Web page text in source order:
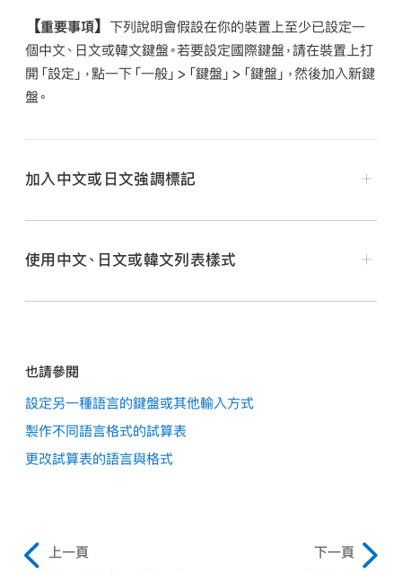
【重要事項】 下列說明會假設在你的裝置上至少已設定一
個中文、日文或韓文鍵盤。若要設定國際鍵盤，請在裝置上打
開「設定」，點一下「一般」>「鍵盤」>「鍵盤」，然後加入新鍵
盤。
加入中文或日文強調標記
選取你要修改格式的字元
點一下「文字」，然後點一下強調標記按鈕。
打開的格式選項將視已設定的鍵盤而定。
使用中文、日文或韓文列表樣式
表項目。
也請參閱
設定另一種語言的鍵盤或其他輸入方式
製作不同語言格式的試算表
更改試算表的語言與格式
上一頁
下一頁